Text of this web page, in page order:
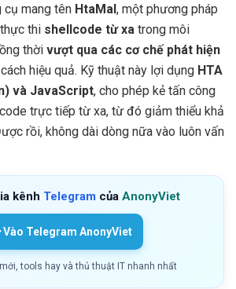
cụ mang tên HtaMal, một phương pháp
thi shellcode từ xa trong môi
thời vượt qua các cơ chế phát hiện
hiệu quả. Kỹ thuật này lợi dụng HTA
và JavaScript, cho phép kẻ tấn công
trực tiếp từ xa, từ đó giảm thiểu khả
rồi, không dài dòng nữa vào luôn vấn
kênh Telegram của AnonyViet
Vào Telegram AnonyViet
tools hay và thủ thuật IT nhanh nhất